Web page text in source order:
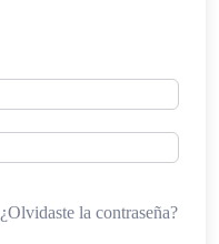
¿Olvidaste la contraseña?